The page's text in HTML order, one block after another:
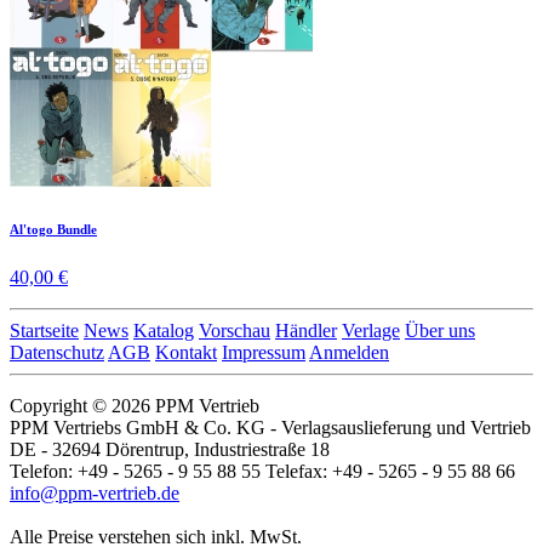
Al'togo Bundle
40,00 €
Startseite News Katalog Vorschau Händler Verlage Über uns
Datenschutz AGB Kontakt Impressum Anmelden
Copyright © 2026 PPM Vertrieb
PPM Vertriebs GmbH & Co. KG - Verlagsauslieferung und Vertrieb
DE - 32694 Dörentrup, Industriestraße 18
Telefon: +49 - 5265 - 9 55 88 55 Telefax: +49 - 5265 - 9 55 88 66
info@ppm-vertrieb.de
Alle Preise verstehen sich inkl. MwSt.